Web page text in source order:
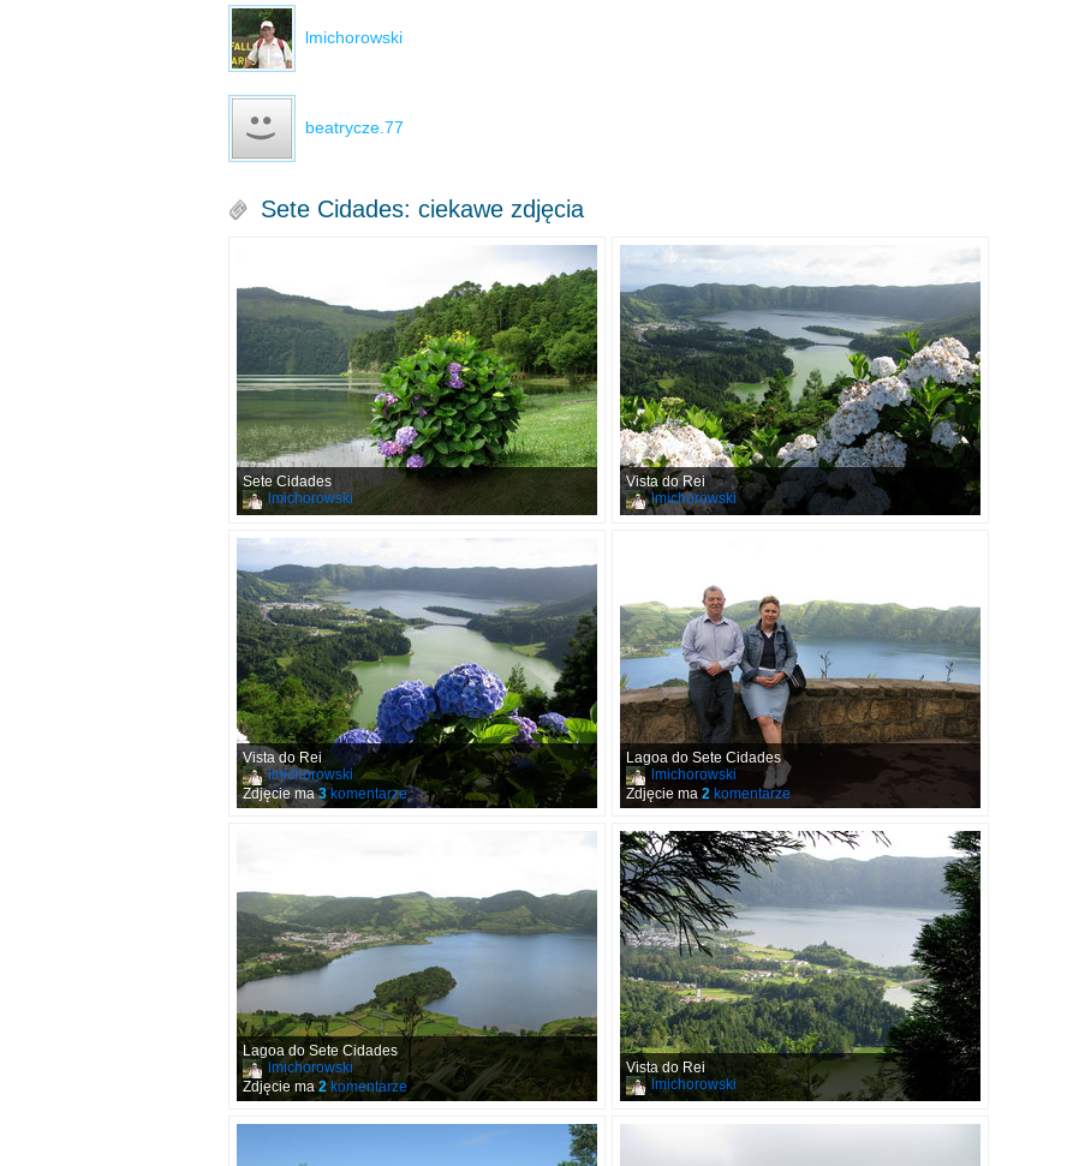
lmichorowski
beatrycze.77
Sete Cidades: ciekawe zdjęcia
Sete Cidades
lmichorowski
Vista do Rei
lmichorowski
Vista do Rei
lmichorowski
Zdjęcie ma3komentarze
Lagoa do Sete Cidades
lmichorowski
Zdjęcie ma 2komentarze
Lagoa do Sete Cidades
lmichorowski
Zdjęcie ma2komentarze
Vista do Rei
lmichorowski